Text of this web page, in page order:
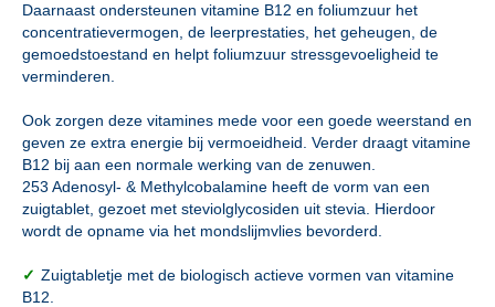
Daarnaast ondersteunen vitamine B12 en foliumzuur het
concentratievermogen, de leerprestaties, het geheugen, de
gemoedstoestand en helpt foliumzuur stressgevoeligheid te
verminderen.
Ook zorgen deze vitamines mede voor een goede weerstand en
geven ze extra energie bij vermoeidheid. Verder draagt vitamine
B12 bij aan een normale werking van de zenuwen.
253 Adenosyl- & Methylcobalamine heeft de vorm van een
zuigtablet, gezoet met steviolglycosiden uit stevia. Hierdoor
wordt de opname via het mondslijmvlies bevorderd.
✓ Zuigtabletje met de biologisch actieve vormen van vitamine
B12.